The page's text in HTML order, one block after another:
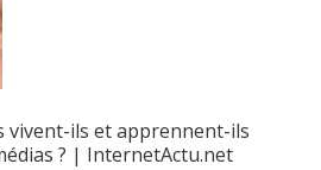
vivent-ils et apprennent-ils
? | InternetActu.net